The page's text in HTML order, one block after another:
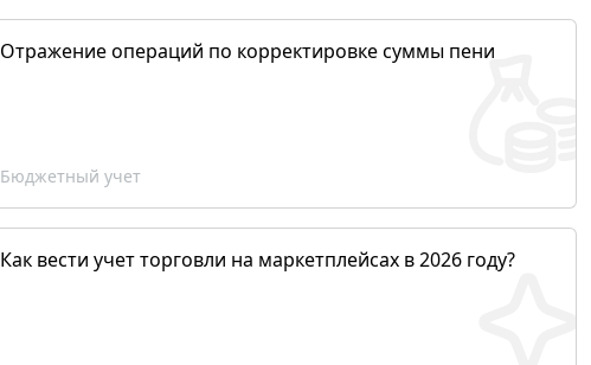
Отражение операций по корректировке суммы пени
Бюджетный учет
Как вести учет торговли на маркетплейсах в 2026 году?